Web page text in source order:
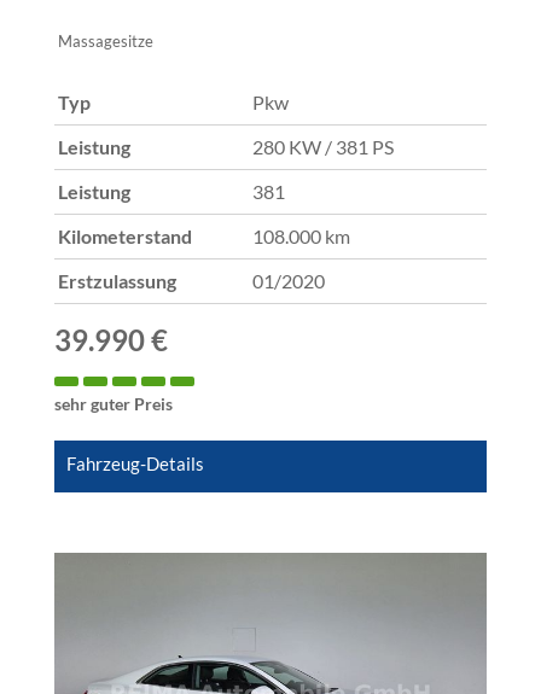
Massagesitze
Typ Pkw
Leistung 280 KW / 381 PS
Leistung 381
Kilometerstand 108.000 km
Erstzulassung 01/2020
39.990 €
sehr guter Preis
Fahrzeug-Details